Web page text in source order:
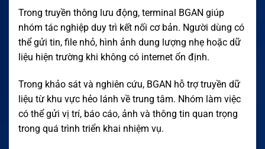
Trong truyền thông lưu động, terminal BGAN giúp
nhóm tác nghiệp duy trì kết nối cơ bản. Người dùng có
thể gửi tin, file nhỏ, hình ảnh dung lượng nhẹ hoặc dữ
liệu hiện trường khi không có internet ổn định.
Trong khảo sát và nghiên cứu, BGAN hỗ trợ truyền dữ
liệu từ khu vực hẻo lánh về trung tâm. Nhóm làm việc
có thể gửi vị trí, báo cáo, ảnh và thông tin quan trọng
trong quá trình triển khai nhiệm vụ.